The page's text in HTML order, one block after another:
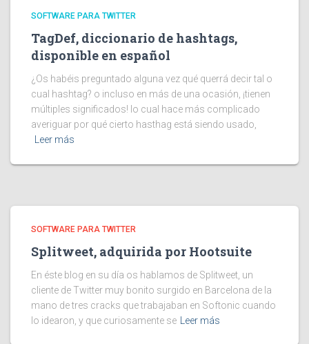
SOFTWARE PARA TWITTER
TagDef, diccionario de hashtags,
disponible en español
¿Os habéis preguntado alguna vez qué querrá decir tal o
cual hashtag? o incluso en más de una ocasión, ¡tienen
múltiples significados! lo cual hace más complicado
averiguar por qué cierto hasthag está siendo usado,
Leer más
SOFTWARE PARA TWITTER
Splitweet, adquirida por Hootsuite
En éste blog en su día os hablamos de Splitweet, un
cliente de Twitter muy bonito surgido en Barcelona de la
mano de tres cracks que trabajaban en Softonic cuando
lo idearon, y que curiosamente se
Leer más